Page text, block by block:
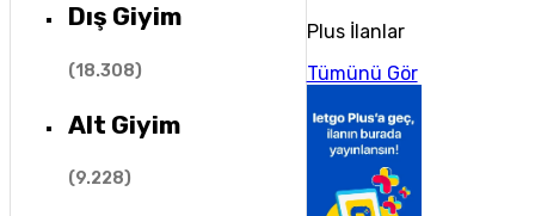
Dış Giyim
(18.308)
Alt Giyim
(9.228)
Plus İlanlar
Tümünü Gör